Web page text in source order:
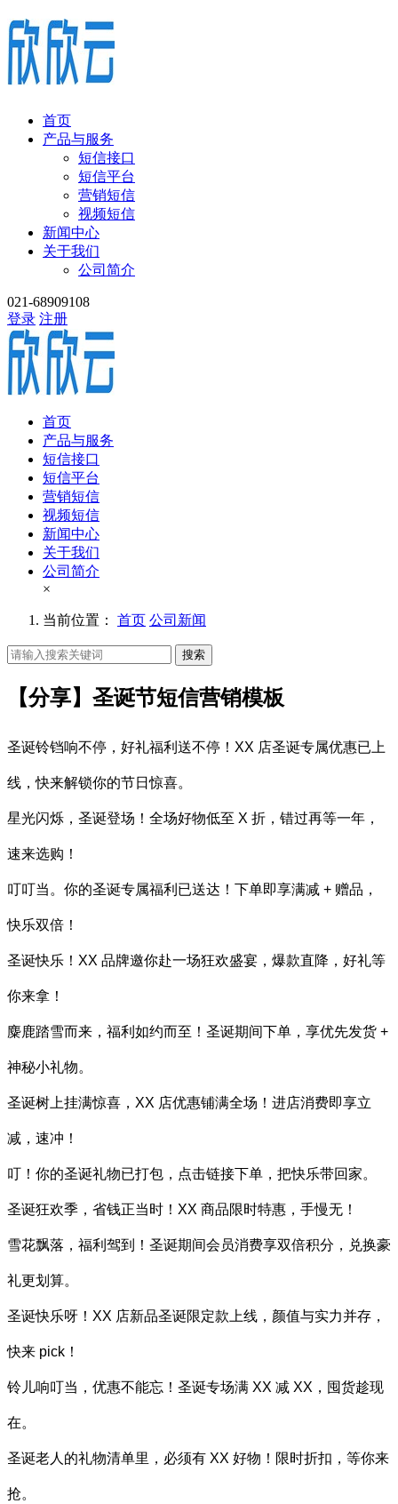
首页
产品与服务
短信接口
短信平台
营销短信
视频短信
新闻中心
关于我们
公司简介
021-68909108
登录 注册
首页
产品与服务
短信接口
短信平台
营销短信
视频短信
新闻中心
关于我们
公司简介
×
当前位置： 首页 公司新闻
搜索
【分享】圣诞节短信营销模板
圣诞铃铛响不停，好礼福利送不停！XX 店圣诞专属优惠已上
线，快来解锁你的节日惊喜。
星光闪烁，圣诞登场！全场好物低至 X 折，错过再等一年，
速来选购！
叮叮当。你的圣诞专属福利已送达！下单即享满减 + 赠品，
快乐双倍！
圣诞快乐！XX 品牌邀你赴一场狂欢盛宴，爆款直降，好礼等
你来拿！
麋鹿踏雪而来，福利如约而至！圣诞期间下单，享优先发货 +
神秘小礼物。
圣诞树上挂满惊喜，XX 店优惠铺满全场！进店消费即享立
减，速冲！
叮！你的圣诞礼物已打包，点击链接下单，把快乐带回家。
圣诞狂欢季，省钱正当时！XX 商品限时特惠，手慢无！
雪花飘落，福利驾到！圣诞期间会员消费享双倍积分，兑换豪
礼更划算。
圣诞快乐呀！XX 店新品圣诞限定款上线，颜值与实力并存，
快来 pick！
铃儿响叮当，优惠不能忘！圣诞专场满 XX 减 XX，囤货趁现
在。
圣诞老人的礼物清单里，必须有 XX 好物！限时折扣，等你来
抢。